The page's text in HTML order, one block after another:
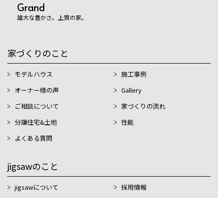
Grand
雄大な豊かさ。上質の家。
家づくりのこと
モデルハウス
施工事例
オーナー様の声
Gallery
ご相談について
家づくりの流れ
分譲住宅&土地
性能
よくある質問
jigsawのこと
jigsawについて
採用情報